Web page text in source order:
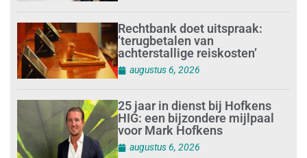
Rechtbank doet uitspraak:
’terugbetalen van
achterstallige reiskosten’
augustus 6, 2026
25 jaar in dienst bij Hofkens
HIG: een bijzondere mijlpaal
voor Mark Hofkens
augustus 6, 2026